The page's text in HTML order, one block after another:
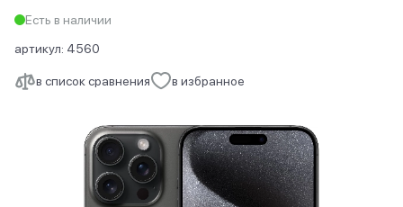
в список сравнения в избранное
Есть в наличии
артикул: 4560